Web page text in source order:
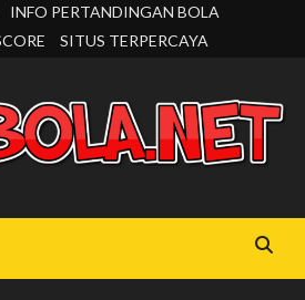
INFO PERTANDINGAN BOLA
SITUS TERPERCAYA